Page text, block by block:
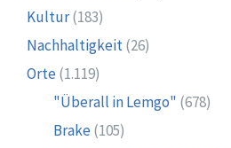
Kultur(183)
Nachhaltigkeit(26)
Orte (1.119)
"Überall in Lemgo" (678)
Brake (105)